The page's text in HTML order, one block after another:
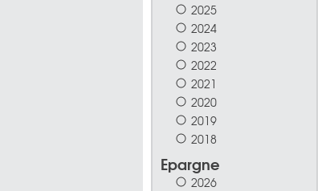
2025
2024
2023
2022
2021
2020
2019
2018
Epargne
2026